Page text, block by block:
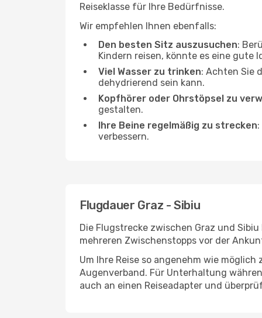
Reiseklasse für Ihre Bedürfnisse.
Wir empfehlen Ihnen ebenfalls:
Den besten Sitz auszusuchen:
Kindern reisen, könnte es eine gute
Viel Wasser zu trinken: Achten Sie
dehydrierend sein kann.
Kopfhörer oder Ohrstöpsel zu
gestalten.
Ihre Beine regelmäßig zu strecken
verbessern.
Flugdauer Graz - Sibiu
Die Flugstrecke zwischen Graz und
mehreren Zwischenstopps vor der
Um Ihre Reise so angenehm wie
Augenverband. Für Unterhaltung
auch an einen Reiseadapter und